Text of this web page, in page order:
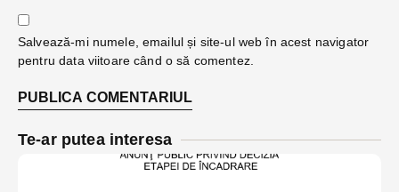
Salvează-mi numele, emailul și site-ul web în acest navigator
pentru data viitoare când o să comentez.
Te-ar putea interesa